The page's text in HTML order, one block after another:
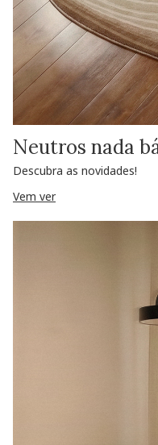
Neutros nada
Descubra as novidades!
Vem ver